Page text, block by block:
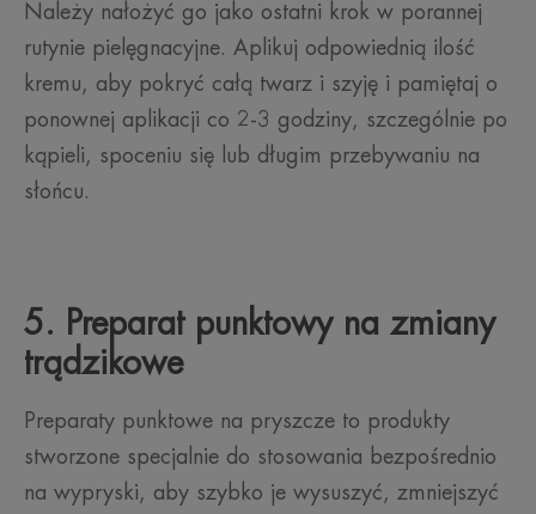
Należy nałożyć go jako ostatni krok w porannej
rutynie pielęgnacyjne. Aplikuj odpowiednią ilość
kremu, aby pokryć całą twarz i szyję i pamiętaj o
ponownej aplikacji co 2-3 godziny, szczególnie po
kąpieli, spoceniu się lub długim przebywaniu na
słońcu.
5. Preparat punktowy na zmiany
trądzikowe
Preparaty punktowe na pryszcze to produkty
stworzone specjalnie do stosowania bezpośrednio
na wypryski, aby szybko je wysuszyć, zmniejszyć